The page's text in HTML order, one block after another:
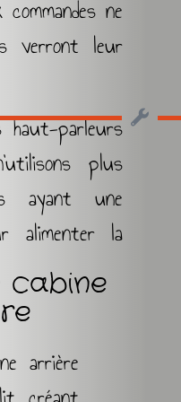
ne
verront leur
parleurs
plus
ayant une
alimenter la
cabine
arrière